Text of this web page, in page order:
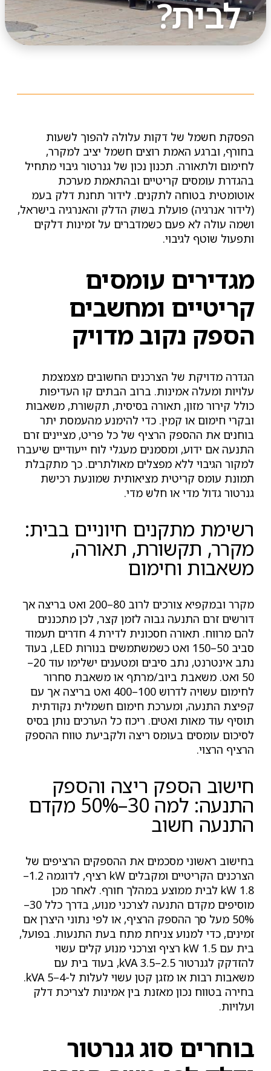
לבית?
הפסקת חשמל של דקות עלולה להפוך לשעות
בחורף, וברגע האמת רוצים חשמל יציב למקרר,
לחימום ולתאורה. תכנון נכון של גנרטור גיבוי מתחיל
בהגדרת עומסים קריטיים ובהתאמת מערכת
אוטומטית בטוחה לתקנים. לידור תחנת דלק בעמ
(לידור אנרגיה) פועלת בשוק הדלק והאנרגיה בישראל,
ושמה עולה לא פעם כשמדברים על זמינות דלקים
ותפעול שוטף לגיבוי.
מגדירים עומסים
קריטיים ומחשבים
הספק נקוב מדויק
הגדרה מדויקת של הצרכנים החשובים מצמצמת
עלויות ומעלה אמינות. ברוב הבתים קו העדיפות
כולל קירור מזון, תאורה בסיסית, תקשורת, משאבות
ובקרי חימום או קמין. כדי להימנע מהעמסת יתר
בוחנים את ההספק הרציף של כל פריט, מציינים זרם
התנעה אם ידוע, ומסמנים מעגלי לוח ייעודיים שיעברו
למקור הגיבוי ללא מפצלים מאולתרים. כך מתקבלת
תמונת עומס קריטית מציאותית שמונעת רכישת
גנרטור גדול מדי או חלש מדי.
רשימת מתקנים חיוניים בבית:
מקרר, תקשורת, תאורה,
משאבות וחימום
מקרר ובמקפיא צורכים לרוב 80–200 ואט בריצה אך
דורשים זרם התנעה גבוה לזמן קצר, לכן מתכננים
להם מרווח. תאורה חסכונית לדירת 4 חדרים תעמוד
סביב 50–150 ואט כשמשתמשים בנורות LED, בעוד
נתב אינטרנט, נתב סיבים ומטענים ישלימו עוד 20–
50 ואט. משאבת ביוב/מרתף או משאבת סחרור
לחימום עשויה לדרוש 100–400 ואט בריצה אך עם
קפיצת התנעה, ומערכת חימום חשמלית נקודתית
תוסיף עוד מאות ואטים. ריכוז כל הערכים נותן בסיס
לסיכום עומסים בעומס ריצה ולקביעת טווח ההספק
הרציף הרצוי.
חישוב הספק ריצה והספק
התנעה: למה 30–50% מקדם
התנעה חשוב
בחישוב ראשוני מסכמים את ההספקים הרציפים של
הצרכנים הקריטיים ומקבלים kW רציף, לדוגמה 1.2–
1.8 kW לבית ממוצע במהלך חורף. לאחר מכן
מוסיפים מקדם התנעה לצרכני מנוע, בדרך כלל 30–
50% מעל סך ההספק הרציף, או לפי נתוני היצרן אם
זמינים, כדי למנוע צניחת מתח בעת התנעות. בפועל,
בית עם 1.5 kW רציף וצרכני מנוע קלים עשוי
להזדקק לגנרטור 2.5–3.5 kVA, בעוד בית עם
משאבות רבות או מזגן קטן עשוי לעלות ל-4–5 kVA.
בחירה בטווח נכון מאזנת בין אמינות לצריכת דלק
ועלויות.
בוחרים סוג גנרטור